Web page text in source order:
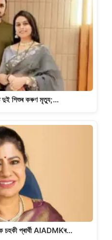
দুই শিশুৰ কৰুণ মৃত্যু;…
চহকী প্ৰাৰ্থী AIADMKৰ…